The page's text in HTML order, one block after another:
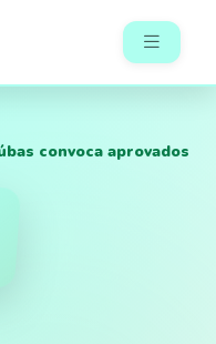
convoca aprovados